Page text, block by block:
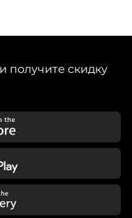
получите скидку